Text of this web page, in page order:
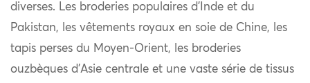
diverses. Les broderies populaires d’Inde et du
Pakistan, les vêtements royaux en soie de Chine, les
tapis perses du Moyen-Orient, les broderies
ouzbèques d’Asie centrale et une vaste série de tissus